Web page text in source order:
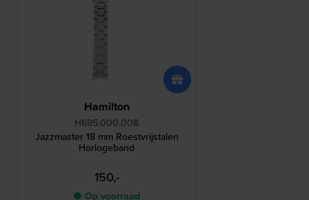
Hamilton
H695.000.008
Jazzmaster 18 mm Roestvrijstalen
Horlogeband
150,-
● Op voorraad